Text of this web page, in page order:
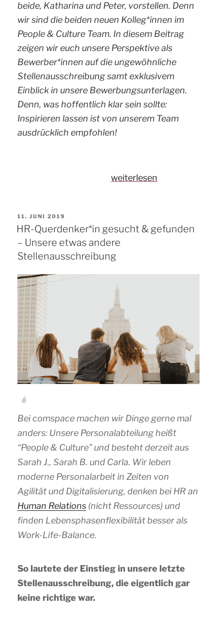
beide, Katharina und Peter, vorstellen. Denn
wir sind die beiden neuen Kolleg*innen im
People & Culture Team. In diesem Beitrag
zeigen wir euch unsere Perspektive als
Bewerber*innen auf die ungewöhnliche
Stellenausschreibung samt exklusivem
Einblick in unsere Bewerbungsunterlagen.
Denn, was hoffentlich klar sein sollte:
Inspirieren lassen ist von unserem Team
ausdrücklich empfohlen!
„HR-
gefunden
–
Die
Bewerbungen
unserer
neuen
Kolleg*innen
Katharina
und
Peter“
weiterlesen
VERÖFFENTLICHT
AM
11. JUNI 2019
HR-Querdenker*in gesucht & gefunden
– Unsere etwas andere
Stellenausschreibung
Bei comspace machen wir Dinge gerne mal
anders: Unsere Personalabteilung heißt
“People & Culture” und besteht derzeit aus
Sarah J., Sarah B. und Carla. Wir leben
moderne Personalarbeit in Zeiten von
Agilität und Digitalisierung, denken bei HR an
Human Relations (nicht Ressources) und
finden Lebensphasenflexibilität besser als
Work-Life-Balance.
So lautete der Einstieg in unsere letzte
Stellenausschreibung, die eigentlich gar
keine richtige war.